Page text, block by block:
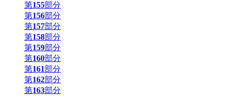
第155部分
第156部分
第157部分
第158部分
第159部分
第160部分
第161部分
第162部分
第163部分